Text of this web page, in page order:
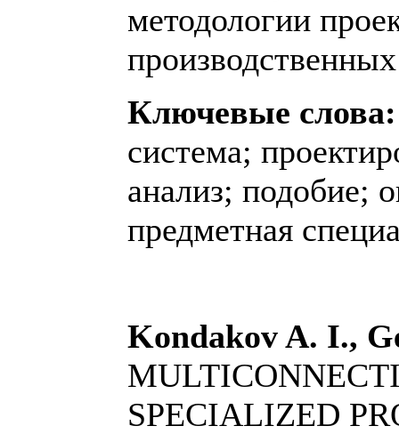
методологии
Ключевые слова:
система;
анализ; подобие;
предметная
Kondakov A. I.,
SPECIALIZED